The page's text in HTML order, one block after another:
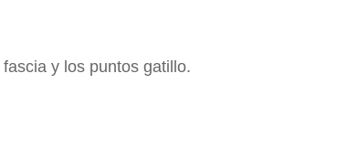
y los puntos gatillo.